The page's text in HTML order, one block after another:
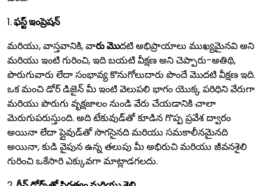
1.ఫస్ట్ ఇంప్రెషన్
మరియు, వాస్తవానికి, వారు మొదటి అభిప్రాయాలు ముఖ్యమైనవి అని
మరియు ఇంటి గురించి, ఇది బయటి వీక్షణ అని చెప్పారు-అతిథి,
పొరుగువారు లేదా సంభావ్య కొనుగోలుదారు పొందే మొదటి వీక్షణ ఇది.
ఒక మంచి డోర్ డిజైన్ మీ ఇంటి వెలుపలి భాగం యొక్క పరిధిని వేరుగా
మరియు పొరుగు వృక్షజాలం నుండి వేరు చేయడానికి చాలా
మెరుగుపరుస్తుంది. అది టేకువుడ్‌తో కూడిన గొప్ప ప్రవేశ ద్వారం
అయినా లేదా ప్లైవుడ్‌తో సొగసైనది మరియు సమకాలీనమైనది
అయినా, కుడి వైపున ఉన్న తలుపు మీ అభిరుచి మరియు జీవనశైలి
గురించి ఒకేసారి ఎక్కువగా మాట్లాడగలదు.